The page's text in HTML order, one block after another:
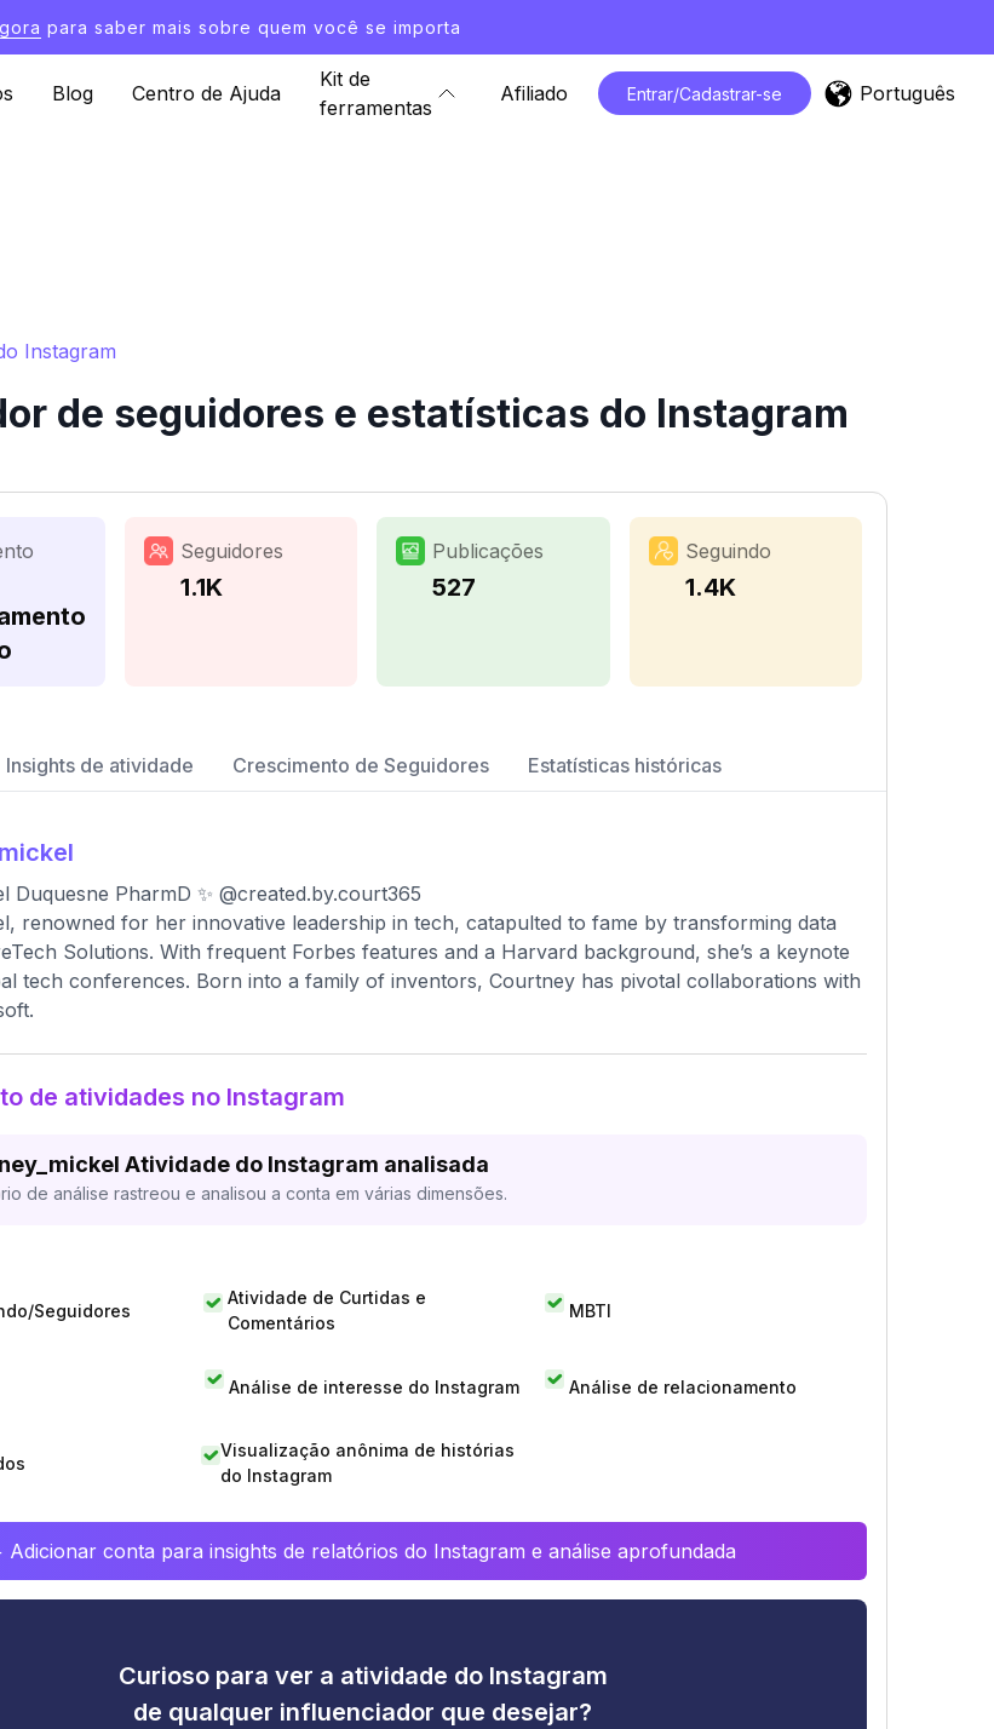
para saber mais sobre quem você se importa
Blog Centro de Ajuda
Kit de
ferramentas
Afiliado Entrar/Cadastrar-se Português
Instagram
de seguidores e estatísticas do Instagram
Seguidores
1.1K
Publicações
527
Seguindo
1.4K
Insights de atividade Crescimento de Seguidores Estatísticas históricas
Duquesne PharmD ✨ @created.by.court365
renowned for her innovative leadership in tech, catapulted to fame by transforming data
Solutions. With frequent Forbes features and a Harvard background, she’s a keynote
tech conferences. Born into a family of inventors, Courtney has pivotal collaborations with
de atividades no Instagram
Atividade do Instagram analisada
de análise rastreou e analisou a conta em várias dimensões.
Seguidores
Atividade de Curtidas e
Comentários
MBTI
Análise de interesse do Instagram Análise de relacionamento
Visualização anônima de histórias
do Instagram
Adicionar conta para insights de relatórios do Instagram e análise aprofundada
Curioso para ver a atividade do Instagram
de qualquer influenciador que desejar?